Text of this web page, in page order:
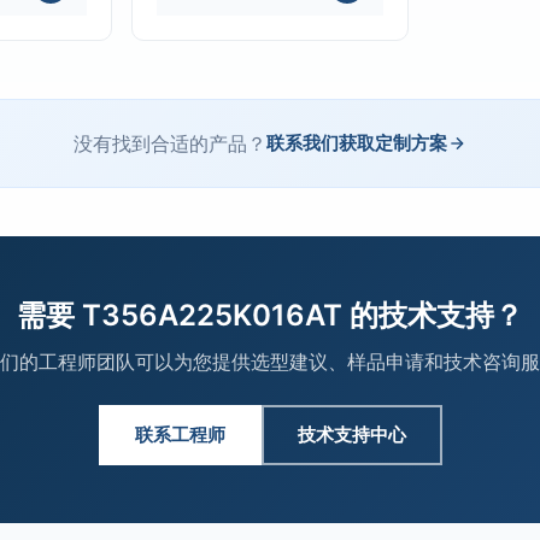
没有找到合适的产品？ 联系我们获取定制方案
需要 T356A225K016AT 的技术支持？
的工程师团队可以为您提供选型建议、样品申请和技术咨询
联系工程师 技术支持中心